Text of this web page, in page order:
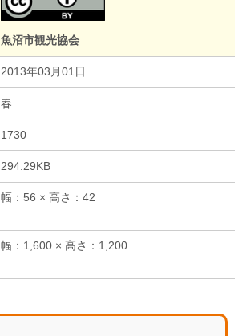
魚沼市観光協会
2013年03月01日
春
1730
294.29KB
幅：56 × 高さ：42
幅：1,600 × 高さ：1,200